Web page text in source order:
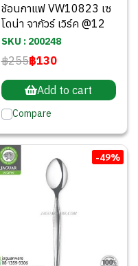
ช้อนกาแฟ VW10823 เซ
โดน่า จากัวร์ เวิร์ค @12
SKU : 200248
฿255฿130
Add to cart
Compare
-49%